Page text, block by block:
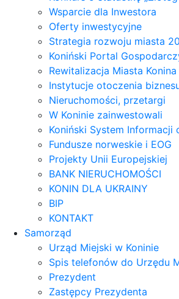
Wsparcie dla Inwestora
Oferty inwestycyjne
Strategia rozwoju miasta
Koniński Portal
Rewitalizacja Miasta Konina
Instytucje otoczenia
Nieruchomości, przetargi
W Koninie zainwestowali
Koniński System Informacji
Fundusze norweskie i EOG
Projekty Unii Europejskiej
BANK NIERUCHOMOŚCI
KONIN DLA UKRAINY
BIP
KONTAKT
Samorząd
Urząd Miejski w Koninie
Spis telefonów do Urzędu
Prezydent
Zastępcy Prezydenta